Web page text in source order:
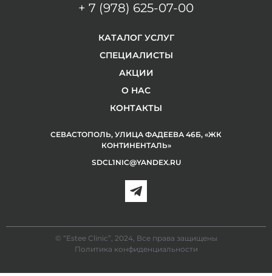
КАТАЛОГ УСЛУГ
СПЕЦИАЛИСТЫ
АКЦИИ
О НАС
КОНТАКТЫ
+ 7 (978) 625-07-00
СЕВАСТОПОЛЬ, УЛИЦА ФАДЕЕВА 46Б, «ЖК
КОНТИНЕНТАЛЬ»
SDCL1NIC@YANDEX.RU
© “Estee Clinic”, 2024, Все права защищены
Политика конфиденциальности